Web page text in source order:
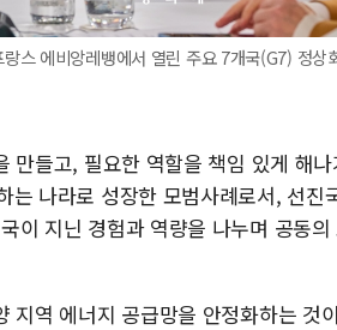
스 에비앙레뱅에서 열린 주요 7개국(G7) 정상
만들고, 필요한 역할을 책임 있게 해
나라로 성장한 모범사례로서, 선진
이 지닌 경험과 역량을 나누며 공동
지역 에너지 공급망을 안정화하는